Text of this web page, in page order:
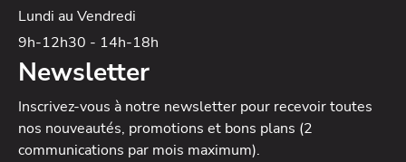
Lundi au Vendredi
9h-12h30 - 14h-18h
Newsletter
Inscrivez-vous à notre newsletter pour recevoir toutes
nos nouveautés, promotions et bons plans (2
communications par mois maximum).